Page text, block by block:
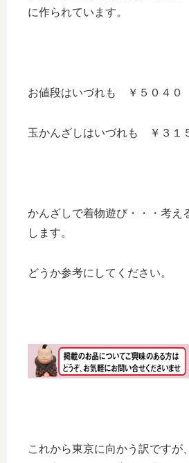
に作られています。
お値段はいづれも ￥５０４０
玉かんざしはいづれも ￥３１
かんざしで着物遊び・・・考え
します。
どうか参考にしてください。
これから東京に向かう訳ですが